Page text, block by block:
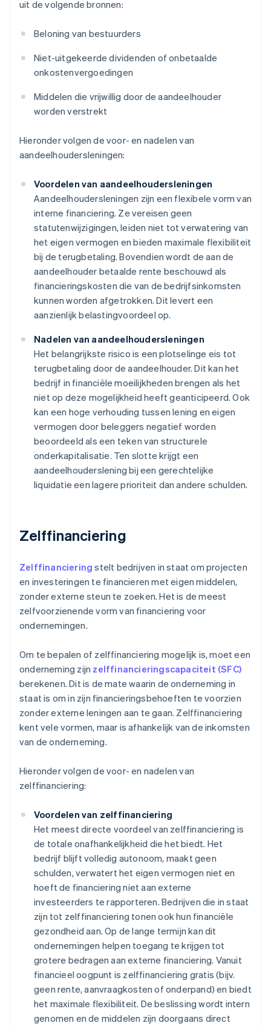
uit de volgende bronnen:
Beloning van bestuurders
Niet-uitgekeerde dividenden of onbetaalde
onkostenvergoedingen
Middelen die vrijwillig door de aandeelhouder
worden verstrekt
Hieronder volgen de voor- en nadelen van
aandeelhoudersleningen:
Voordelen van aandeelhoudersleningen
Aandeelhoudersleningen zijn een flexibele vorm van
interne financiering. Ze vereisen geen
statutenwijzigingen, leiden niet tot verwatering van
het eigen vermogen en bieden maximale flexibiliteit
bij de terugbetaling. Bovendien wordt de aan de
aandeelhouder betaalde rente beschouwd als
financieringskosten die van de bedrijfsinkomsten
kunnen worden afgetrokken. Dit levert een
aanzienlijk belastingvoordeel op.
Nadelen van aandeelhoudersleningen
Het belangrijkste risico is een plotselinge eis tot
terugbetaling door de aandeelhouder. Dit kan het
bedrijf in financiële moeilijkheden brengen als het
niet op deze mogelijkheid heeft geanticipeerd. Ook
kan een hoge verhouding tussen lening en eigen
vermogen door beleggers negatief worden
beoordeeld als een teken van structurele
onderkapitalisatie. Ten slotte krijgt een
aandeelhouderslening bij een gerechtelijke
liquidatie een lagere prioriteit dan andere schulden.
Zelffinanciering
Zelffinanciering stelt bedrijven in staat om projecten
en investeringen te financieren met eigen middelen,
zonder externe steun te zoeken. Het is de meest
zelfvoorzienende vorm van financiering voor
ondernemingen.
Om te bepalen of zelffinanciering mogelijk is, moet een
onderneming zijn zelffinancieringscapaciteit (SFC)
berekenen. Dit is de mate waarin de onderneming in
staat is om in zijn financieringsbehoeften te voorzien
zonder externe leningen aan te gaan. Zelffinanciering
kent vele vormen, maar is afhankelijk van de inkomsten
van de onderneming.
Hieronder volgen de voor- en nadelen van
zelffinanciering:
Voordelen van zelffinanciering
Het meest directe voordeel van zelffinanciering is
de totale onafhankelijkheid die het biedt. Het
bedrijf blijft volledig autonoom, maakt geen
schulden, verwatert het eigen vermogen niet en
hoeft de financiering niet aan externe
investeerders te rapporteren. Bedrijven die in staat
zijn tot zelffinanciering tonen ook hun financiële
gezondheid aan. Op de lange termijn kan dit
ondernemingen helpen toegang te krijgen tot
grotere bedragen aan externe financiering. Vanuit
financieel oogpunt is zelffinanciering gratis (bijv.
geen rente, aanvraagkosten of onderpand) en biedt
het maximale flexibiliteit. De beslissing wordt intern
genomen en de middelen zijn doorgaans direct